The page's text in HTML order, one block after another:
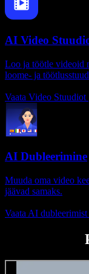
AI Video
Loo ja töötle videoid
loome- ja
Vaata Video Stuudiot
AI Dubleerimine
Muuda oma video
jäävad samaks.
Vaata AI dubleerimist